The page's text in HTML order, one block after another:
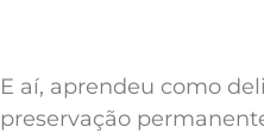
E aí, aprendeu como
preservação